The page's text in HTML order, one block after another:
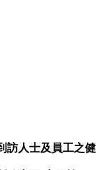
人士及員工之